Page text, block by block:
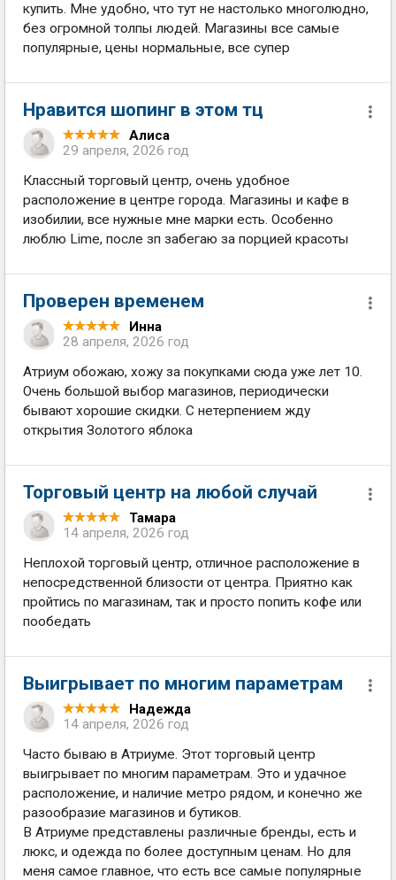
купить. Мне удобно, что тут не настолько многолюдно,
без огромной толпы людей. Магазины все самые
популярные, цены нормальные, все супер
Нравится шопинг в этом тц
Алиса
29 апреля, 2026 год
Классный торговый центр, очень удобное
расположение в центре города. Магазины и кафе в
изобилии, все нужные мне марки есть. Особенно
люблю Lime, после зп забегаю за порцией красоты
Проверен временем
Инна
28 апреля, 2026 год
Атриум обожаю, хожу за покупками сюда уже лет 10.
Очень большой выбор магазинов, периодически
бывают хорошие скидки. С нетерпением жду
открытия Золотого яблока
Торговый центр на любой случай
Тамара
14 апреля, 2026 год
Неплохой торговый центр, отличное расположение в
непосредственной близости от центра. Приятно как
пройтись по магазинам, так и просто попить кофе или
пообедать
Выигрывает по многим параметрам
Надежда
14 апреля, 2026 год
Часто бываю в Атриуме. Этот торговый центр
выигрывает по многим параметрам. Это и удачное
расположение, и наличие метро рядом, и конечно же
разообразие магазинов и бутиков.
В Атриуме представлены различные бренды, есть и
люкс, и одежда по более доступным ценам. Но для
меня самое главное, что есть все самые популярные